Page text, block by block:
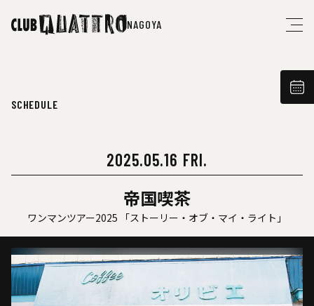
NAGOYA
SCHEDULE
2025.05.16 FRI.
帝国喫茶
ワンマンツアー2025 「ストーリー・オブ・マイ・ライト」